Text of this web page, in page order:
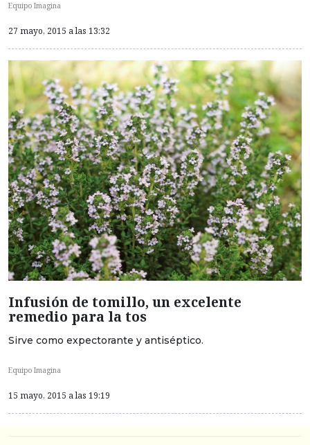
Equipo Imagina
27 mayo, 2015 a las 13:32
Infusión de tomillo, un excelente
remedio para la tos
Sirve como expectorante y antiséptico.
Equipo Imagina
15 mayo, 2015 a las 19:19